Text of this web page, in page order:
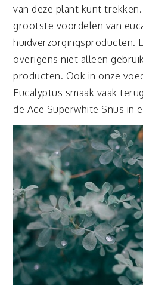
van deze plant kunt
grootste voordelen van
huidverzorgingsproducten.
overigens niet alleen
producten. Ook in onze
Eucalyptus smaak vaak
de Ace Superwhite Snus in